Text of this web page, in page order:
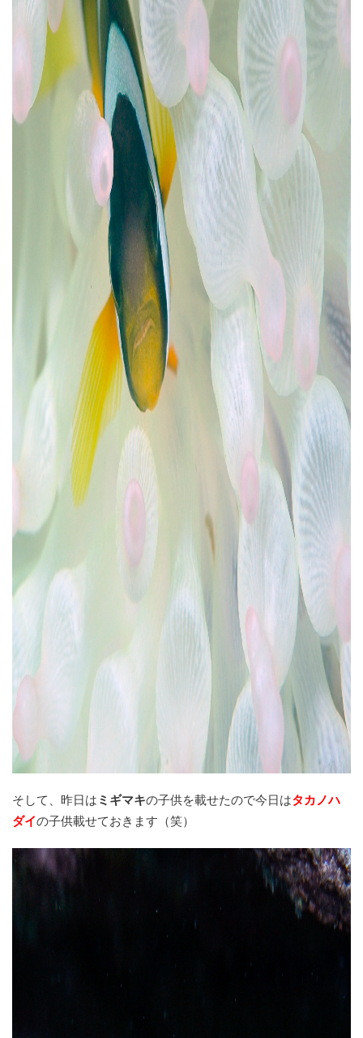
そして、昨日は ミギマキの子供を載せたので今日はタカノハ
ダイの子供載せておきます（笑）